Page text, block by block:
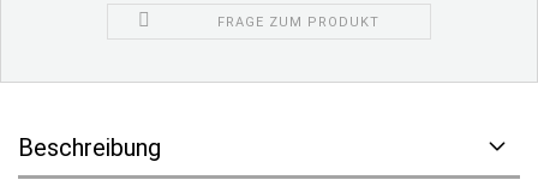
FRAGE ZUM PRODUKT
Beschreibung